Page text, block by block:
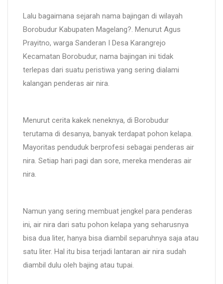
Lalu bagaimana sejarah nama bajingan di wilayah
Borobudur Kabupaten Magelang?. Menurut Agus
Prayitno, warga Sanderan I Desa Karangrejo
Kecamatan Borobudur, nama bajingan ini tidak
terlepas dari suatu peristiwa yang sering dialami
kalangan penderas air nira.
Menurut cerita kakek neneknya, di Borobudur
terutama di desanya, banyak terdapat pohon kelapa.
Mayoritas penduduk berprofesi sebagai penderas air
nira. Setiap hari pagi dan sore, mereka menderas air
nira.
Namun yang sering membuat jengkel para penderas
ini, air nira dari satu pohon kelapa yang seharusnya
bisa dua liter, hanya bisa diambil separuhnya saja atau
satu liter. Hal itu bisa terjadi lantaran air nira sudah
diambil dulu oleh bajing atau tupai.